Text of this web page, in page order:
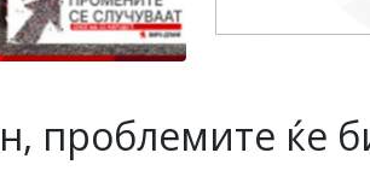
проблемите ќе